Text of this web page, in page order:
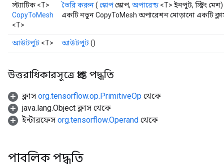
স্ট্যাটিক <T>
CopyToMesh
<T>
তৈরি করুন( স্কোপস্কোপ, অপারেন্ড <T> ইনপুট, স্ট্রিং মেশ)
একটি নতুন CopyToMesh অপারেশন মোড়ানো একটি
আউটপুট <T> আউটপুট()
উত্তরাধিকারসূত্রে প্রাপ্ত পদ্ধতি
ক্লাস org.tensorflow.op.PrimitiveOp থেকে
java.lang.Object ক্লাস থেকে
ইন্টারফেস org.tensorflow.Operand থেকে
পাবলিক পদ্ধতি